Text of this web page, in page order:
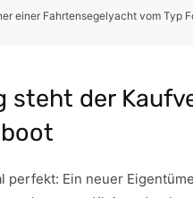
einer Fahrtensegelyacht vom Typ
steht der
perfekt: Ein neuer